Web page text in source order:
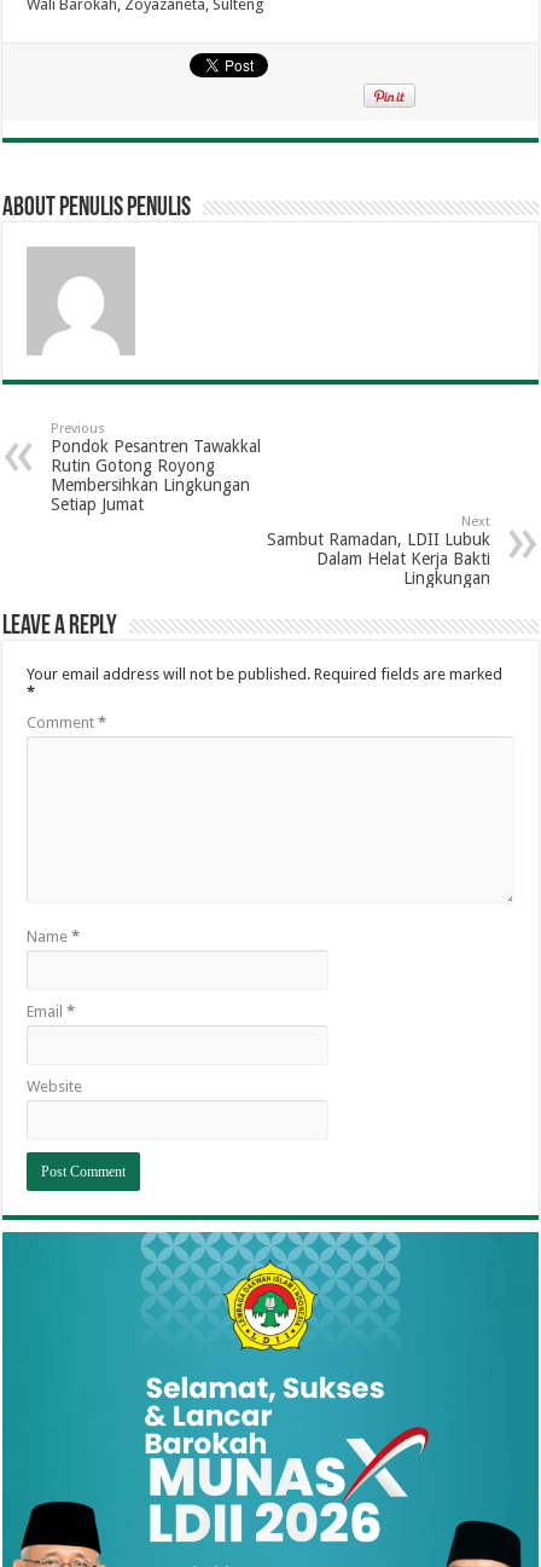
Wali Barokah, Zoyazaneta,Sulteng
About penulis penulis
Previous
Pondok Pesantren Tawakkal
Rutin Gotong Royong
Membersihkan Lingkungan
Setiap Jumat
Next
Sambut Ramadan, LDII Lubuk
Dalam Helat Kerja Bakti
Lingkungan
Leave a Reply
Your email address will not be published. Required fields are marked
*
Comment*
Name*
Email*
Website